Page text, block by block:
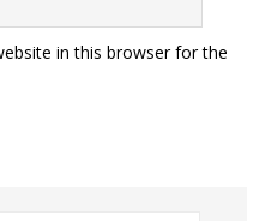
in this browser for the